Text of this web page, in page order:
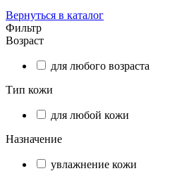
Вернуться в каталог
Фильтр
Возраст
для любого возраста
Тип кожи
для любой кожи
Назначение
увлажнение кожи